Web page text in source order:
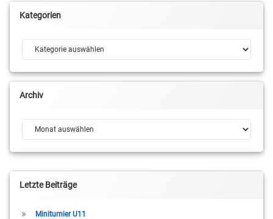
Kategorien
Kategorien
Archiv
Archiv
Letzte Beiträge
Miniturnier U11